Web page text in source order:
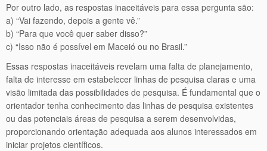
Por outro lado, as respostas inaceitáveis para essa pergunta são:
a) “Vai fazendo, depois a gente vê.”
b) “Para que você quer saber disso?”
c) “Isso não é possível em Maceió ou no Brasil.”
Essas respostas inaceitáveis revelam uma falta de planejamento,
falta de interesse em estabelecer linhas de pesquisa claras e uma
visão limitada das possibilidades de pesquisa. É fundamental que o
orientador tenha conhecimento das linhas de pesquisa existentes
ou das potenciais áreas de pesquisa a serem desenvolvidas,
proporcionando orientação adequada aos alunos interessados em
iniciar projetos científicos.